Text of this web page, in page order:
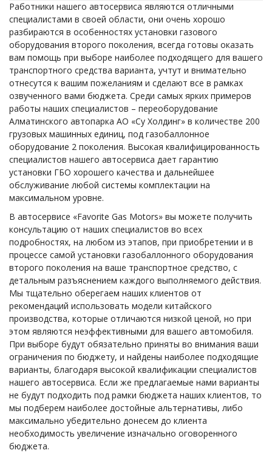
Работники нашего автосервиса являются отличными
специалистами в своей области, они очень хорошо
разбираются в особенностях установки газового
оборудования второго поколения, всегда готовы оказать
вам помощь при выборе наиболее подходящего для вашего
транспортного средства варианта, учтут и внимательно
отнесутся к вашим пожеланиям и сделают все в рамках
озвученного вами бюджета. Среди самых ярких примеров
работы наших специалистов – переоборудование
Алматинского автопарка АО «Су Холдинг» в количестве 200
грузовых машинных единиц, под газобаллонное
оборудование 2 поколения. Высокая квалифицированность
специалистов нашего автосервиса дает гарантию
установки ГБО хорошего качества и дальнейшее
обслуживание любой системы комплектации на
максимальном уровне.
В автосервисе «Favorite Gas Motors» вы можете получить
консультацию от наших специалистов во всех
подробностях, на любом из этапов, при приобретении и в
процессе самой установки газобаллонного оборудования
второго поколения на ваше транспортное средство, с
детальным разъяснением каждого выполняемого действия.
Мы тщательно оберегаем наших клиентов от
рекомендаций использовать модели китайского
производства, которые отличаются низкой ценой, но при
этом являются неэффективными для вашего автомобиля.
При выборе будут обязательно приняты во внимания ваши
ограничения по бюджету, и найдены наиболее подходящие
варианты, благодаря высокой квалификации специалистов
нашего автосервиса. Если же предлагаемые нами варианты
не будут подходить под рамки бюджета наших клиентов, то
мы подберем наиболее достойные альтернативы, либо
максимально убедительно донесем до клиента
необходимость увеличение изначально оговоренного
бюджета.